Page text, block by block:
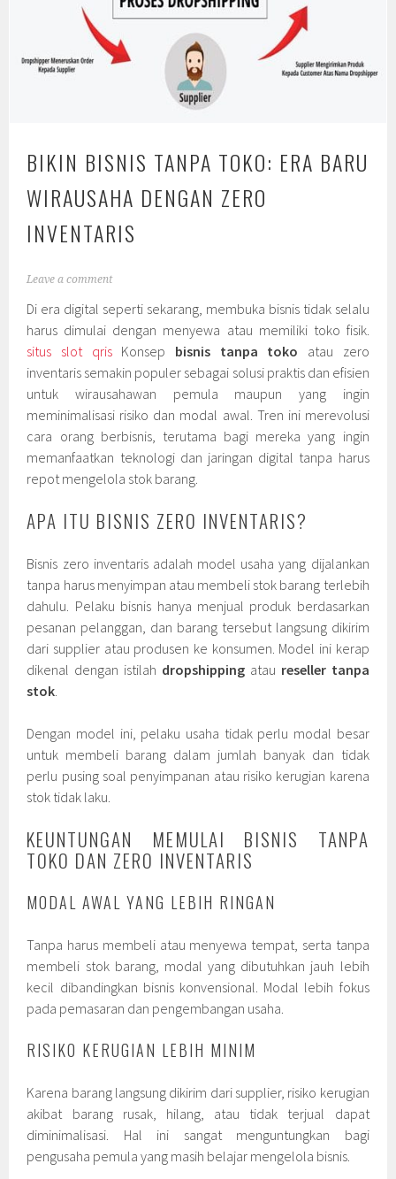
BIKIN BISNIS TANPA TOKO: ERA BARU
WIRAUSAHA DENGAN ZERO
INVENTARIS
Leave a comment
Di era digital seperti sekarang, membuka bisnis tidak selalu
harus dimulai dengan menyewa atau memiliki toko fisik.
situs slot qrisKonsep bisnis tanpa toko atau zero
inventaris semakin populer sebagai solusi praktis dan efisien
untuk wirausahawan pemula maupun yang ingin
meminimalisasi risiko dan modal awal. Tren ini merevolusi
cara orang berbisnis, terutama bagi mereka yang ingin
memanfaatkan teknologi dan jaringan digital tanpa harus
repot mengelola stok barang.
APA ITU BISNIS ZERO INVENTARIS?
Bisnis zero inventaris adalah model usaha yang dijalankan
tanpa harus menyimpan atau membeli stok barang terlebih
dahulu. Pelaku bisnis hanya menjual produk berdasarkan
pesanan pelanggan, dan barang tersebut langsung dikirim
dari supplier atau produsen ke konsumen. Model ini kerap
dikenal dengan istilah dropshipping atau reseller tanpa
stok
Dengan model ini, pelaku usaha tidak perlu modal besar
untuk membeli barang dalam jumlah banyak dan tidak
perlu pusing soal penyimpanan atau risiko kerugian karena
stok tidak laku.
KEUNTUNGAN MEMULAI BISNIS TANPA
TOKO DAN ZERO INVENTARIS
MODAL AWAL YANG LEBIH RINGAN
Tanpa harus membeli atau menyewa tempat, serta tanpa
membeli stok barang, modal yang dibutuhkan jauh lebih
kecil dibandingkan bisnis konvensional. Modal lebih fokus
pada pemasaran dan pengembangan usaha.
RISIKO KERUGIAN LEBIH MINIM
Karena barang langsung dikirim dari supplier, risiko kerugian
akibat barang rusak, hilang, atau tidak terjual dapat
diminimalisasi. Hal ini sangat menguntungkan bagi
pengusaha pemula yang masih belajar mengelola bisnis.